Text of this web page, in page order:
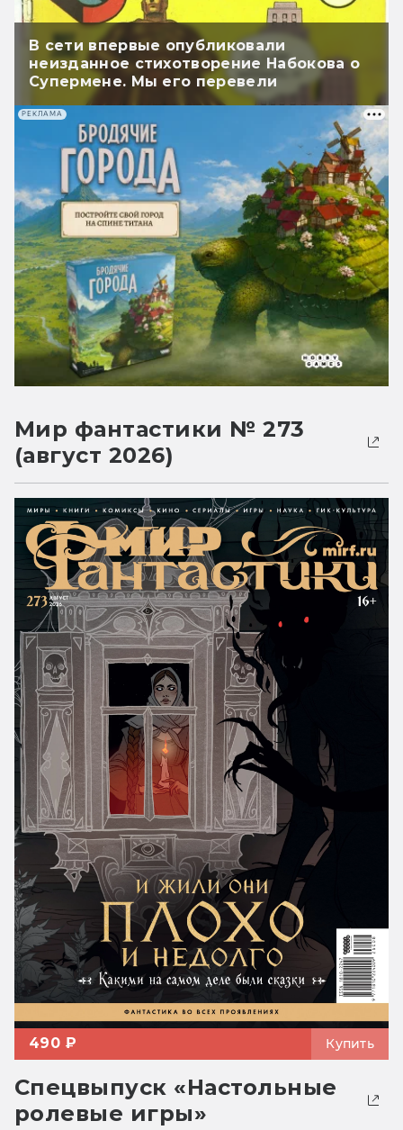
В сети впервые опубликовали
неизданное стихотворение Набокова о
Супермене. Мы его перевели
РЕКЛАМА
Мир фантастики № 273
(август 2026)
490 ₽ Купить
Спецвыпуск «Настольные
ролевые игры»